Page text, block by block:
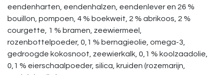
eendenharten, eendenhalzen, eendenlever en 26 %
bouillon, pompoen, 4 % boekweit, 2 % abrikoos, 2 %
courgette, 1 % bramen, zeewiermeel,
rozenbottelpoeder, 0,1 % bernagieolie, omega-3,
gedroogde kokosnoot, zeewierkalk, 0,1 % koolzaadolie,
0,1 % eierschaalpoeder, silica, kruiden (rozemarijn,